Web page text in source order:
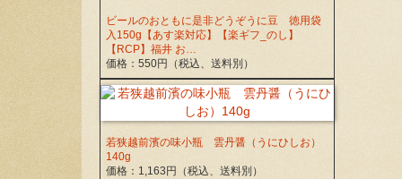
ビールのおともに是非どうぞうに豆 徳用袋
入150g【あす楽対応】【楽ギフ_のし】
【RCP】福井 お…
価格：550円（税込、送料別）
若狭越前濱の味小瓶 雲丹醤（うにひしお）
140g
価格：1,163円（税込、送料別）